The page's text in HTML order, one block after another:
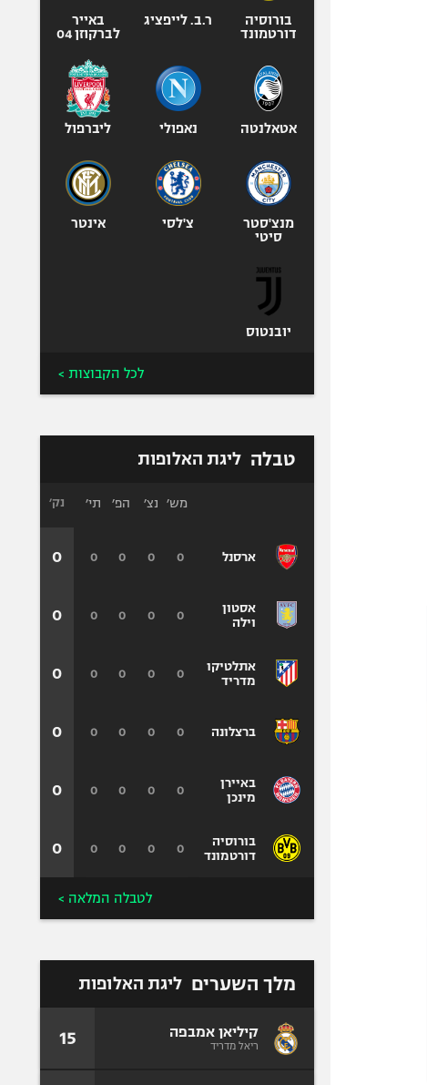
בורוסיה
דורטמונד
ר.ב. לייפציג
באייר
לברקוזן 04
אטאלנטה נאפולי ליברפול
מנצ'סטר
סיטי
צ'לסי אינטר
יובנטוס
לכל הקבוצות >
טבלה ליגת האלופות
ארסנל
אסטון
וילה
אתלטיקו
מדריד
ברצלונה
באיירן
מינכן
בורוסיה
דורטמונד
מש׳ נצ׳ הפ׳ תי׳
0
0
0
0
0
0
0
0
0
0
0
0
0
0
0
0
0
0
0
0
0
0
0
0
נק׳
0
0
0
0
0
0
לטבלה המלאה >
מלך השערים ליגת האלופות
קיליאן אמבפה
ריאל מדריד 15